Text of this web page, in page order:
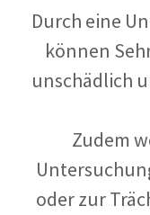
Durch eine
können
unschädlich
Zudem
oder zur